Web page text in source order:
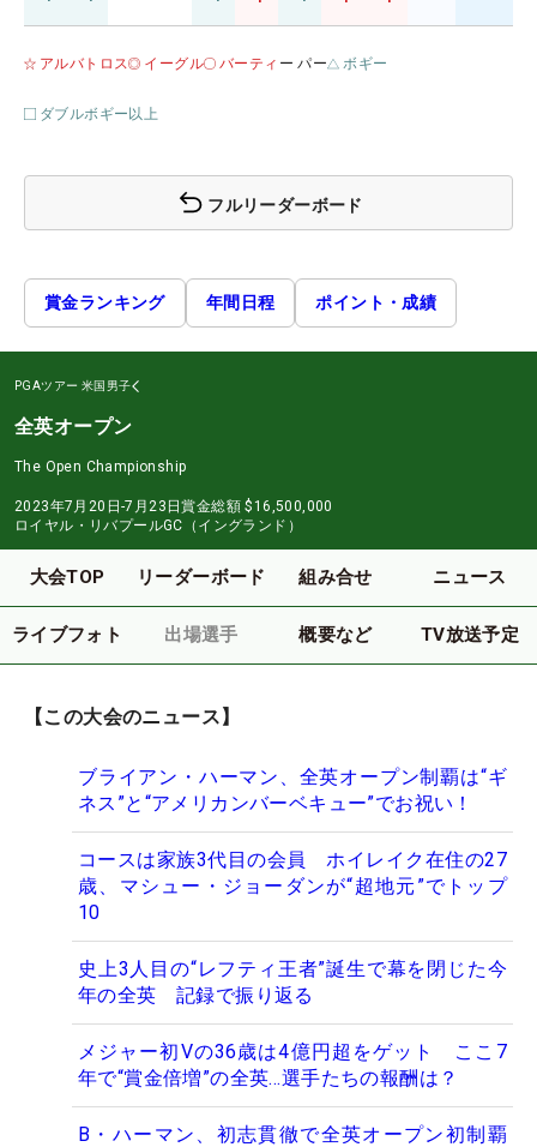
アルバトロス イーグル バーティ ー パー ボギー
ダブルボギー以上
フルリーダーボード
賞金ランキング 年間日程 ポイント・成績
PGAツアー 米国男子
全英オープン
The Open Championship
2023年7月20日-7月23日賞金総額 $16,500,000
ロイヤル・リバプールGC（イングランド）
大会TOP リーダーボード 組み合せ ニュース
ライブフォト 出場選手 概要など TV放送予定
【この大会のニュース】
ブライアン・ハーマン、全英オープン制覇は“ギ
ネス”と“アメリカンバーベキュー”でお祝い！
コースは家族3代目の会員 ホイレイク在住の27
歳、マシュー・ジョーダンが“超地元”でトップ
10
史上3人目の“レフティ王者”誕生で幕を閉じた今
年の全英 記録で振り返る
メジャー初Vの36歳は4億円超をゲット ここ7
年で“賞金倍増”の全英…選手たちの報酬は？
B・ハーマン、初志貫徹で全英オープン初制覇